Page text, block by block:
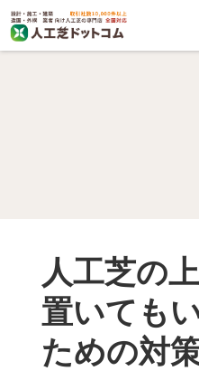
人工芝の
置いても
ための対